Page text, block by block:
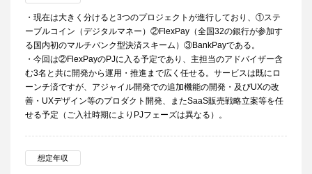
・現在は大きく分けると3つのプロジェクトが進行しており、①ステ
ーブルコイン（デジタルマネー）②FlexPay（全国32の銀行が参加す
る国内初のマルチバンク型決済スキーム）③BankPayである。
・今回は②FlexPayのPJに入る予定であり、主担当のアドバイザー含
む3名と共に開発から運用・推進まで広く任せる。サービスは既にロ
ーンチ済ですが、アジャイル開発での追加機能の開発・及びUXの改
善・UXデザイン等のプロダクト開発、またSaaS販売戦略立案等を任
せる予定（ご入社時期によりPJフェーズは異なる）。
想定年収